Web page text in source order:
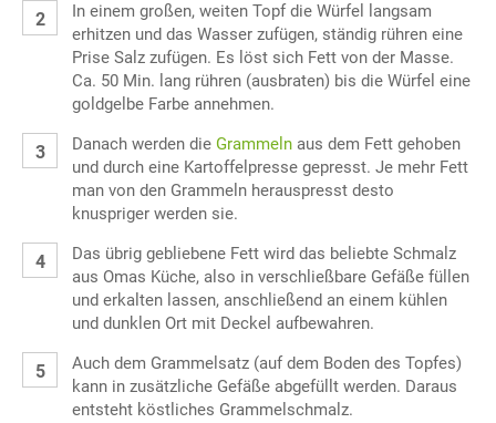
In einem großen, weiten Topf die Würfel langsam
erhitzen und das Wasser zufügen, ständig rühren eine
Prise Salz zufügen. Es löst sich Fett von der Masse.
Ca. 50 Min. lang rühren (ausbraten) bis die Würfel eine
goldgelbe Farbe annehmen.
Danach werden die Grammeln aus dem Fett gehoben
und durch eine Kartoffelpresse gepresst. Je mehr Fett
man von den Grammeln herauspresst desto
knuspriger werden sie.
Das übrig gebliebene Fett wird das beliebte Schmalz
aus Omas Küche, also in verschließbare Gefäße füllen
und erkalten lassen, anschließend an einem kühlen
und dunklen Ort mit Deckel aufbewahren.
Auch dem Grammelsatz (auf dem Boden des Topfes)
kann in zusätzliche Gefäße abgefüllt werden. Daraus
entsteht köstliches Grammelschmalz.